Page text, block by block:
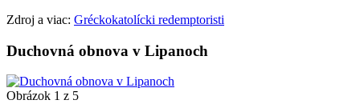
Zdroj a viac: Gréckokatolícki redemptoristi
Duchovná obnova v Lipanoch
Obrázok 1 z 5